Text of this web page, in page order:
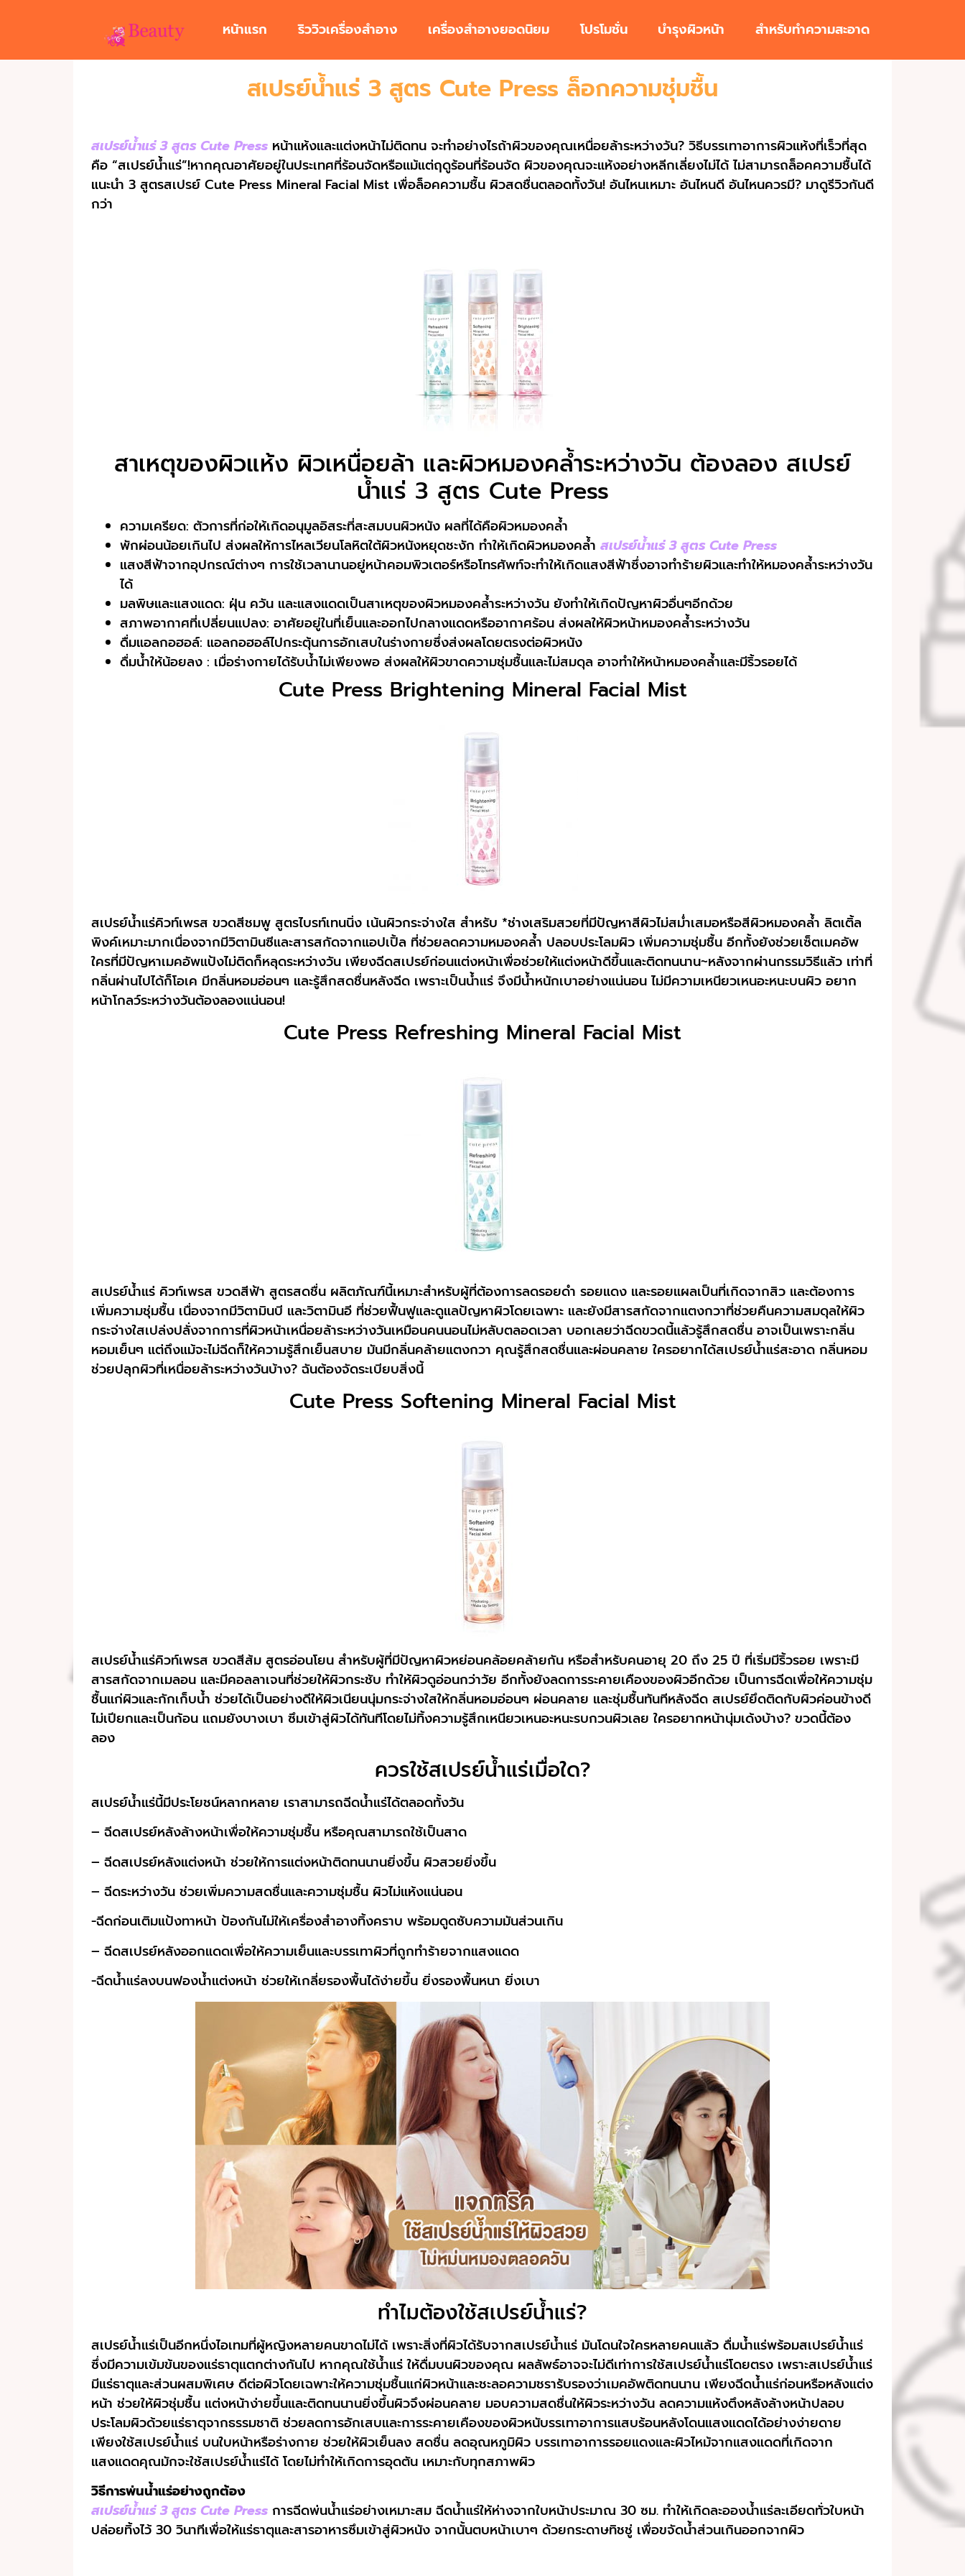
หน้าแรก ริววิวเครื่องสำอาง เครื่องสำอางยอดนิยม โปรโมชั่น บำรุงผิวหน้า สำหรับทำความสะอาด
สเปรย์น้ำแร่ 3 สูตร Cute Press ล็อกความชุ่มชื้น
สเปรย์น้ำแร่ 3 สูตร Cute Press หน้าแห้งและแต่งหน้าไม่ติดทน จะทำอย่างไรถ้าผิวของคุณเหนื่อยล้าระหว่างวัน? วิธีบรรเทาอาการผิวแห้งที่เร็วที่สุด
คือ “สเปรย์น้ำแร่”!หากคุณอาศัยอยู่ในประเทศที่ร้อนจัดหรือแม้แต่ฤดูร้อนที่ร้อนจัด ผิวของคุณจะแห้งอย่างหลีกเลี่ยงไม่ได้ ไม่สามารถล็อคความชื้นได้
แนะนำ 3 สูตรสเปรย์ Cute Press Mineral Facial Mist เพื่อล็อคความชื้น ผิวสดชื่นตลอดทั้งวัน! อันไหนเหมาะ อันไหนดี อันไหนควรมี? มาดูรีวิวกันดี
กว่า
สาเหตุของผิวแห้ง ผิวเหนื่อยล้า และผิวหมองคล้ำระหว่างวัน ต้องลอง สเปรย์
น้ำแร่ 3 สูตร Cute Press
ความเครียด: ตัวการที่ก่อให้เกิดอนุมูลอิสระที่สะสมบนผิวหนัง ผลที่ได้คือผิวหมองคล้ำ
พักผ่อนน้อยเกินไป ส่งผลให้การไหลเวียนโลหิตใต้ผิวหนังหยุดชะงัก ทำให้เกิดผิวหมองคล้ำ สเปรย์น้ำแร่ 3 สูตร Cute Press
แสงสีฟ้าจากอุปกรณ์ต่างๆ การใช้เวลานานอยู่หน้าคอมพิวเตอร์หรือโทรศัพท์จะทำให้เกิดแสงสีฟ้าซึ่งอาจทำร้ายผิวและทำให้หมองคล้ำระหว่างวัน
ได้
มลพิษและแสงแดด: ฝุ่น ควัน และแสงแดดเป็นสาเหตุของผิวหมองคล้ำระหว่างวัน ยังทำให้เกิดปัญหาผิวอื่นๆอีกด้วย
สภาพอากาศที่เปลี่ยนแปลง: อาศัยอยู่ในที่เย็นและออกไปกลางแดดหรืออากาศร้อน ส่งผลให้ผิวหน้าหมองคล้ำระหว่างวัน
ดื่มแอลกอฮอล์: แอลกอฮอล์ไปกระตุ้นการอักเสบในร่างกายซึ่งส่งผลโดยตรงต่อผิวหนัง
ดื่มน้ำให้น้อยลง : เมื่อร่างกายได้รับน้ำไม่เพียงพอ ส่งผลให้ผิวขาดความชุ่มชื้นและไม่สมดุล อาจทำให้หน้าหมองคล้ำและมีริ้วรอยได้
Cute Press Brightening Mineral Facial Mist
สเปรย์น้ำแร่คิวท์เพรส ขวดสีชมพู สูตรไบรท์เทนนิ่ง เน้นผิวกระจ่างใส สำหรับ *ช่างเสริมสวยที่มีปัญหาสีผิวไม่สม่ำเสมอหรือสีผิวหมองคล้ำ ลิตเติ้ล
พิงค์เหมาะมากเนื่องจากมีวิตามินซีและสารสกัดจากแอปเปิ้ล ที่ช่วยลดความหมองคล้ำ ปลอบประโลมผิว เพิ่มความชุ่มชื้น อีกทั้งยังช่วยเซ็ตเมคอัพ
ใครที่มีปัญหาเมคอัพแป้งไม่ติดก็หลุดระหว่างวัน เพียงฉีดสเปรย์ก่อนแต่งหน้าเพื่อช่วยให้แต่งหน้าดีขึ้นและติดทนนาน~หลังจากผ่านกรรมวิธีแล้ว เท่าที่
กลิ่นผ่านไปได้ก็โอเค มีกลิ่นหอมอ่อนๆ และรู้สึกสดชื่นหลังฉีด เพราะเป็นน้ำแร่ จึงมีน้ำหนักเบาอย่างแน่นอน ไม่มีความเหนียวเหนอะหนะบนผิว อยาก
หน้าโกลว์ระหว่างวันต้องลองแน่นอน!
Cute Press Refreshing Mineral Facial Mist
สเปรย์น้ำแร่ คิวท์เพรส ขวดสีฟ้า สูตรสดชื่น ผลิตภัณฑ์นี้เหมาะสำหรับผู้ที่ต้องการลดรอยดำ รอยแดง และรอยแผลเป็นที่เกิดจากสิว และต้องการ
เพิ่มความชุ่มชื้น เนื่องจากมีวิตามินบี และวิตามินอี ที่ช่วยฟื้นฟูและดูแลปัญหาผิวโดยเฉพาะ และยังมีสารสกัดจากแตงกวาที่ช่วยคืนความสมดุลให้ผิว
กระจ่างใสเปล่งปลั่งจากการที่ผิวหน้าเหนื่อยล้าระหว่างวันเหมือนคนนอนไม่หลับตลอดเวลา บอกเลยว่าฉีดขวดนี้แล้วรู้สึกสดชื่น อาจเป็นเพราะกลิ่น
หอมเย็นๆ แต่ถึงแม้จะไม่ฉีดก็ให้ความรู้สึกเย็นสบาย มันมีกลิ่นคล้ายแตงกวา คุณรู้สึกสดชื่นและผ่อนคลาย ใครอยากได้สเปรย์น้ำแร่สะอาด กลิ่นหอม
ช่วยปลุกผิวที่เหนื่อยล้าระหว่างวันบ้าง? ฉันต้องจัดระเบียบสิ่งนี้
Cute Press Softening Mineral Facial Mist
สเปรย์น้ำแร่คิวท์เพรส ขวดสีส้ม สูตรอ่อนโยน สำหรับผู้ที่มีปัญหาผิวหย่อนคล้อยคล้ายกัน หรือสำหรับคนอายุ 20 ถึง 25 ปี ที่เริ่มมีริ้วรอย เพราะมี
สารสกัดจากเมลอน และมีคอลลาเจนที่ช่วยให้ผิวกระชับ ทำให้ผิวดูอ่อนกว่าวัย อีกทั้งยังลดการระคายเคืองของผิวอีกด้วย เป็นการฉีดเพื่อให้ความชุ่ม
ชื้นแก่ผิวและกักเก็บน้ำ ช่วยได้เป็นอย่างดีให้ผิวเนียนนุ่มกระจ่างใสให้กลิ่นหอมอ่อนๆ ผ่อนคลาย และชุ่มชื้นทันทีหลังฉีด สเปรย์ยึดติดกับผิวค่อนข้างดี
ไม่เปียกและเป็นก้อน แถมยังบางเบา ซึมเข้าสู่ผิวได้ทันทีโดยไม่ทิ้งความรู้สึกเหนียวเหนอะหนะรบกวนผิวเลย ใครอยากหน้านุ่มเด้งบ้าง? ขวดนี้ต้อง
ลอง
ควรใช้สเปรย์น้ำแร่เมื่อใด?
สเปรย์น้ำแร่นี้มีประโยชน์หลากหลาย เราสามารถฉีดน้ำแร่ได้ตลอดทั้งวัน
– ฉีดสเปรย์หลังล้างหน้าเพื่อให้ความชุ่มชื้น หรือคุณสามารถใช้เป็นสาด
– ฉีดสเปรย์หลังแต่งหน้า ช่วยให้การแต่งหน้าติดทนนานยิ่งขึ้น ผิวสวยยิ่งขึ้น
– ฉีดระหว่างวัน ช่วยเพิ่มความสดชื่นและความชุ่มชื้น ผิวไม่แห้งแน่นอน
-ฉีดก่อนเติมแป้งทาหน้า ป้องกันไม่ให้เครื่องสำอางทิ้งคราบ พร้อมดูดซับความมันส่วนเกิน
– ฉีดสเปรย์หลังออกแดดเพื่อให้ความเย็นและบรรเทาผิวที่ถูกทำร้ายจากแสงแดด
-ฉีดน้ำแร่ลงบนฟองน้ำแต่งหน้า ช่วยให้เกลี่ยรองพื้นได้ง่ายขึ้น ยิ่งรองพื้นหนา ยิ่งเบา
ทำไมต้องใช้สเปรย์น้ำแร่?
สเปรย์น้ำแร่เป็นอีกหนึ่งไอเทมที่ผู้หญิงหลายคนขาดไม่ได้ เพราะสิ่งที่ผิวได้รับจากสเปรย์น้ำแร่ มันโดนใจใครหลายคนแล้ว ดื่มน้ำแร่พร้อมสเปรย์น้ำแร่
ซึ่งมีความเข้มข้นของแร่ธาตุแตกต่างกันไป หากคุณใช้น้ำแร่ ให้ดื่มบนผิวของคุณ ผลลัพธ์อาจจะไม่ดีเท่าการใช้สเปรย์น้ำแร่โดยตรง เพราะสเปรย์น้ำแร่
มีแร่ธาตุและส่วนผสมพิเศษ ดีต่อผิวโดยเฉพาะให้ความชุ่มชื้นแก่ผิวหน้าและชะลอความชรารับรองว่าเมคอัพติดทนนาน เพียงฉีดน้ำแร่ก่อนหรือหลังแต่ง
หน้า ช่วยให้ผิวชุ่มชื้น แต่งหน้าง่ายขึ้นและติดทนนานยิ่งขึ้นผิวจึงผ่อนคลาย มอบความสดชื่นให้ผิวระหว่างวัน ลดความแห้งตึงหลังล้างหน้าปลอบ
ประโลมผิวด้วยแร่ธาตุจากธรรมชาติ ช่วยลดการอักเสบและการระคายเคืองของผิวหนับรรเทาอาการแสบร้อนหลังโดนแสงแดดได้อย่างง่ายดาย
เพียงใช้สเปรย์น้ำแร่ บนใบหน้าหรือร่างกาย ช่วยให้ผิวเย็นลง สดชื่น ลดอุณหภูมิผิว บรรเทาอาการรอยแดงและผิวไหม้จากแสงแดดที่เกิดจาก
แสงแดดคุณมักจะใช้สเปรย์น้ำแร่ได้ โดยไม่ทำให้เกิดการอุดตัน เหมาะกับทุกสภาพผิว
วิธีการพ่นน้ำแร่อย่างถูกต้อง
สเปรย์น้ำแร่ 3 สูตร Cute Press การฉีดพ่นน้ำแร่อย่างเหมาะสม ฉีดน้ำแร่ให้ห่างจากใบหน้าประมาณ 30 ซม. ทำให้เกิดละอองน้ำแร่ละเอียดทั่วใบหน้า
ปล่อยทิ้งไว้ 30 วินาทีเพื่อให้แร่ธาตุและสารอาหารซึมเข้าสู่ผิวหนัง จากนั้นตบหน้าเบาๆ ด้วยกระดาษทิชชู่ เพื่อขจัดน้ำส่วนเกินออกจากผิว